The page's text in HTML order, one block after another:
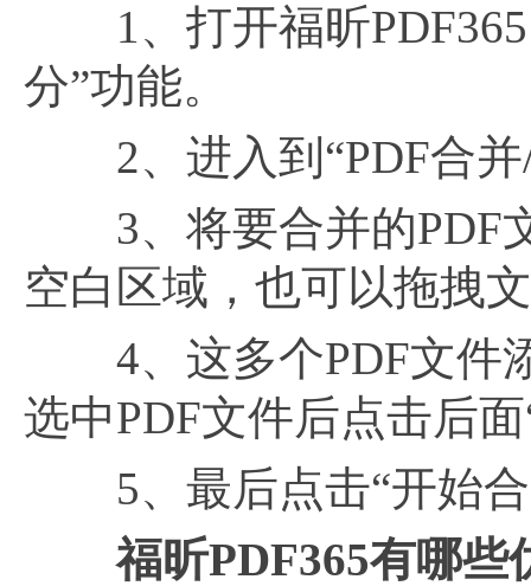
1、打开福昕PDF365
分”功能。
2、进入到“PDF合并/
3、将要合并的PDF
空白区域，也可以拖拽
4、这多个PDF文件添
选中PDF文件后点击后
5、最后点击“开始合
福昕PDF365有哪些